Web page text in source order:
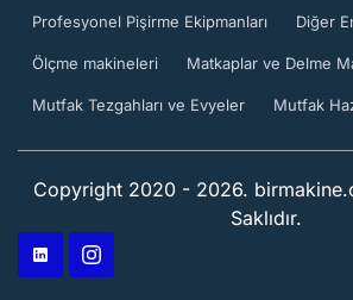
Profesyonel Pişirme Ekipmanları Diğer
Ölçme makineleri Matkaplar ve Delme
Mutfak Tezgahları ve Evyeler Mutfak
Copyright 2020 - 2026.
Saklıdır.